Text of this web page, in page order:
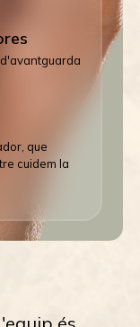
que
cuidem la